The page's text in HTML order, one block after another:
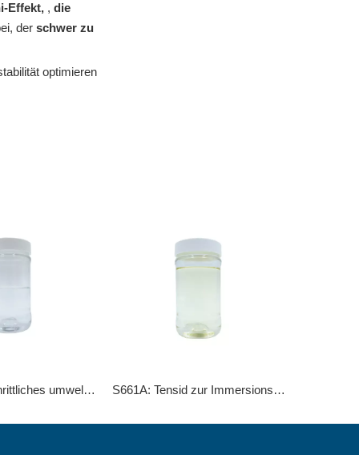
Effekt, , die
der schwer zu
optimieren
DTL-1: Fortschrittliches umweltfreundliches Tensid zur effizienten Entfettung und Ölentfernung S661A: Tensid zur Immersionsreinigung mit isomerem Alkohol